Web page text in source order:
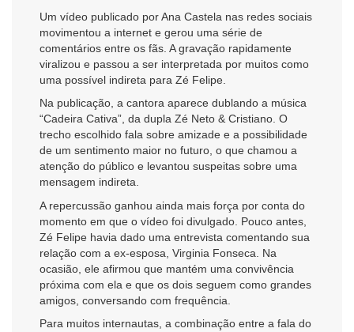
Um vídeo publicado por Ana Castela nas redes sociais
movimentou a internet e gerou uma série de
comentários entre os fãs. A gravação rapidamente
viralizou e passou a ser interpretada por muitos como
uma possível indireta para Zé Felipe.
Na publicação, a cantora aparece dublando a música
“Cadeira Cativa”, da dupla Zé Neto & Cristiano. O
trecho escolhido fala sobre amizade e a possibilidade
de um sentimento maior no futuro, o que chamou a
atenção do público e levantou suspeitas sobre uma
mensagem indireta.
A repercussão ganhou ainda mais força por conta do
momento em que o vídeo foi divulgado. Pouco antes,
Zé Felipe havia dado uma entrevista comentando sua
relação com a ex-esposa, Virginia Fonseca. Na
ocasião, ele afirmou que mantém uma convivência
próxima com ela e que os dois seguem como grandes
amigos, conversando com frequência.
Para muitos internautas, a combinação entre a fala do